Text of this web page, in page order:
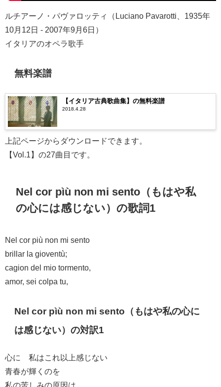
ルチアーノ・パヴァロッティ（Luciano Pavarotti、1935年
10月12日 - 2007年9月6日）
イタリアのオペラ歌手
無料楽譜
【イタリア古典歌曲集】の無料楽譜
2018.4.28
上記ページからダウンロードできます。
【Vol.1】の27曲目です。
Nel cor pìù non mi sento（もはや私
の心には感じない）の歌詞1
Nel cor più non mi sento
brillar la gioventù;
cagion del mio tormento,
amor, sei colpa tu,
Nel cor pìù non mi sento（もはや私の心に
は感じない）の対訳1
心に 私はこれ以上感じない
青春が輝くのを
私の苦しみの原因は